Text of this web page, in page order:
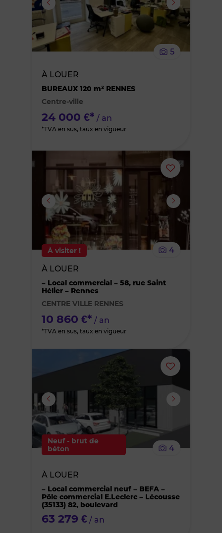
supprimer
5
À LOUER
BUREAUX 120 m² RENNES
Centre-ville
24 000 €* / an
*TVA en sus, taux en vigueur
Ajouter
ou
supprimer
À visiter !
4
À LOUER
– Local commercial – 58, rue Saint
Hélier – Rennes
CENTRE VILLE RENNES
10 860 €* / an
*TVA en sus, taux en vigueur
Ajouter
ou
Neuf - brut de
béton
4
À LOUER
– Local commercial neuf – BEFA –
Pôle commercial E.Leclerc – Lécousse
(35133) 82, boulevard
63 279 € / an